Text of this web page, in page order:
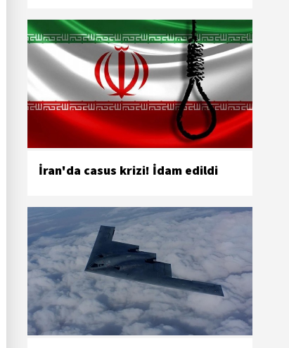
İran'da casus krizi! İdam edildi